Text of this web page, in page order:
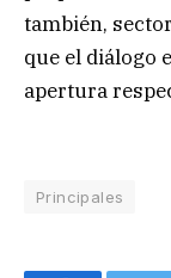
también,
que el diálogo
apertura
Principales